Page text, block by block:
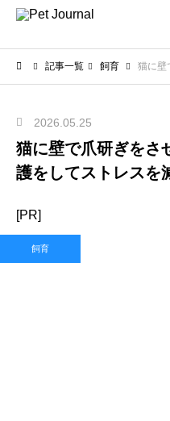
記事一覧 飼育 猫に壁で
2026.05.25
猫に壁で爪研ぎをさ
護をしてストレスを
[PR]
飼育